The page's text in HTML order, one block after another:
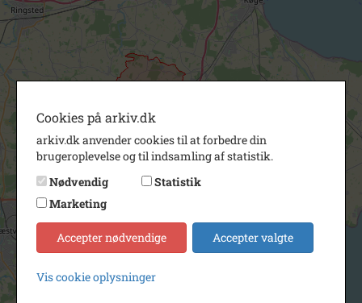
Cookies på arkiv.dk
arkiv.dk anvender cookies til at forbedre din
brugeroplevelse og til indsamling af statistik.
Nødvendig
Statistik
Marketing
Accepter nødvendige Accepter valgte
Vis cookie oplysninger